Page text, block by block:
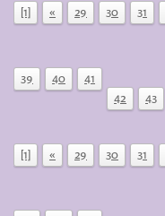
[1] « 29 30 31
39
40
41
42
43
[1] « 29 30 31